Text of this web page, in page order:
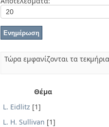
Τώρα εμφανίζονται τα
Θέμα
L. Eidlitz [1]
L. H. Sullivan [1]